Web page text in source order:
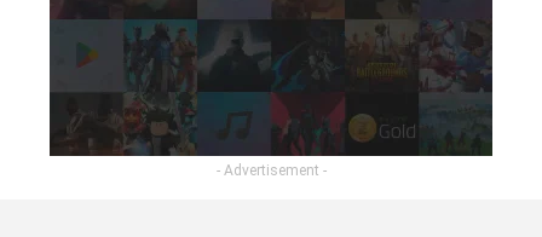
- Advertisement -